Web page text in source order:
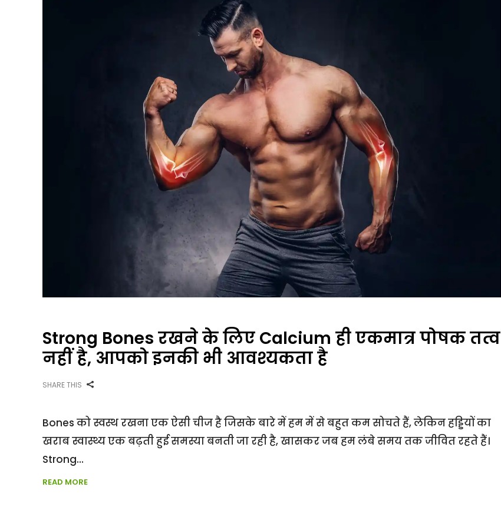
Strong Bones रखने के लिए Calcium ही एकमात्र पोषक तत्व
नहीं है, आपको इनकी भी आवश्यकता है
SHARE THIS
Bones को स्वस्थ रखना एक ऐसी चीज है जिसके बारे में हम में से बहुत कम सोचते हैं, लेकिन हड्डियों का
खराब स्वास्थ्य एक बढ़ती हुई समस्या बनती जा रही है, खासकर जब हम लंबे समय तक जीवित रहते हैं।
Strong
READ MORE